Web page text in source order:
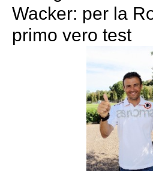
Wacker: per la
primo vero test